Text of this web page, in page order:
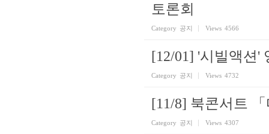
토론회
Category 공지 Views 4566
[12/01] '시빌액션'
Category 공지 Views 4732
[11/8] 북콘서트
Category 공지 Views 4307